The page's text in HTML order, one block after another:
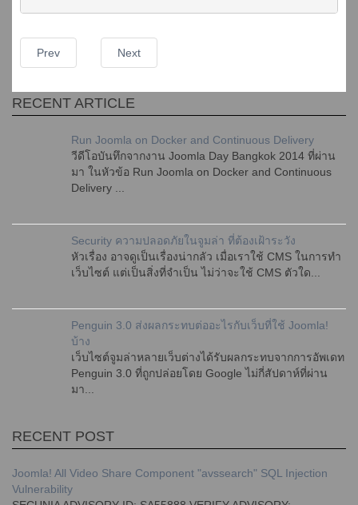
Prev Next
RECENT ARTICLE
Run Joomla on Docker and Continuous Delivery
วีดีโอบันทึกจากงาน Joomla Day Bangkok 2014 ที่ผ่าน
มา ในหัวข้อ Run Joomla on Docker and Continuous
Delivery ...
Security ความปลอดภัยในจูมล่า ที่ต้องเฝ้าระวัง
หัวเรื่อง อาจดูเป็นเรื่องน่ากลัว เมื่อเราใช้ CMS ในการทำ
เว็บไซต์ แต่เป็นสิ่งที่จำเป็น ไม่ว่าจะใช้ CMS ตัวใด...
Penguin 3.0 ส่งผลกระทบต่ออะไรกับเว็บที่ใช้ Joomla!
บ้าง
เว็บไซต์จูมล่าหลายเว็บต่างได้รับผลกระทบจากการอัพเดท
Penguin 3.0 ที่ถูกปล่อยโดย Google ไม่กี่สัปดาห์ที่ผ่าน
มา...
RECENT POST
Joomla! All Video Share Component "avssearch" SQL Injection
Vulnerability